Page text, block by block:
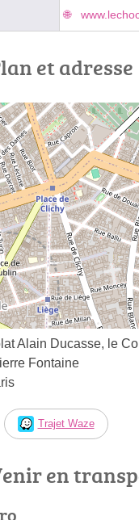
et adresse
Alain Ducasse, le
Fontaine
Trajet Waze
en